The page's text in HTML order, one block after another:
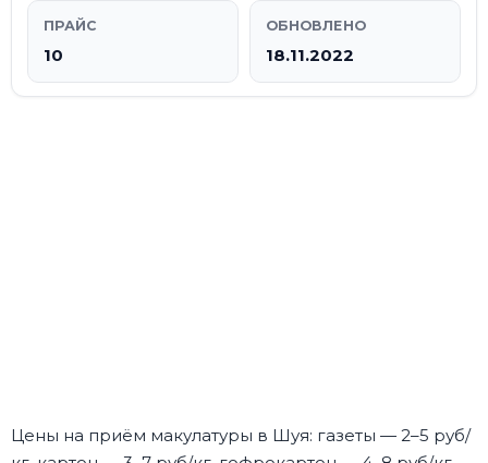
ПРАЙС
10
ОБНОВЛЕНО
18.11.2022
Цены на приём макулатуры в Шуя: газеты — 2–5 руб/